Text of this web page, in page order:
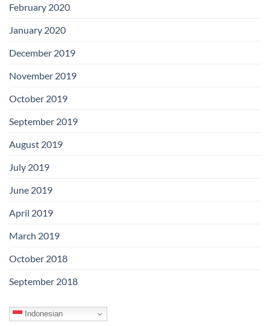
February 2020
January 2020
December 2019
November 2019
October 2019
September 2019
August 2019
July 2019
June 2019
April 2019
March 2019
October 2018
September 2018
Indonesian